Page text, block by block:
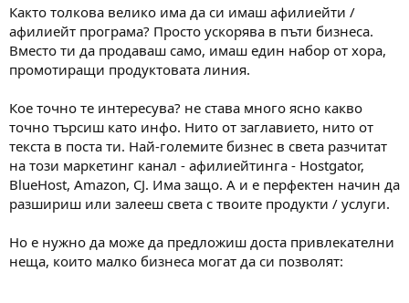
Както толкова велико има да си имаш афилиейти /
афилиейт програма? Просто ускорява в пъти бизнеса.
Вместо ти да продаваш само, имаш един набор от хора,
промотиращи продуктовата линия.
Кое точно те интересува? не става много ясно какво
точно търсиш като инфо. Нито от заглавието, нито от
текста в поста ти. Най-големите бизнес в света разчитат
на този маркетинг канал - афилиейтинга - Hostgator,
BlueHost, Amazon, CJ. Има защо. А и е перфектен начин да
разшириш или залееш света с твоите продукти / услуги.
Но е нужно да може да предложиш доста привлекателни
неща, които малко бизнеса могат да си позволят: